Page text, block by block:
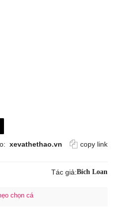
xevathethao.vn copy link
Tác giả:Bích Loan
chọn cá